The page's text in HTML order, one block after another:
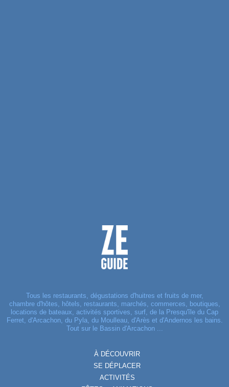
Tous les restaurants, dégustations d'huitres et fruits de mer,
chambre d'hôtes, hôtels, restaurants, marchés, commerces, boutiques,
locations de bateaux, activités sportives, surf, de la Presqu'île du Cap
Ferret, d'Arcachon, du Pyla, du Moulleau, d'Arès et d'Andernos les bains.
Tout sur le Bassin d'Arcachon ...
À DÉCOUVRIR
SE DÉPLACER
ACTIVITÉS